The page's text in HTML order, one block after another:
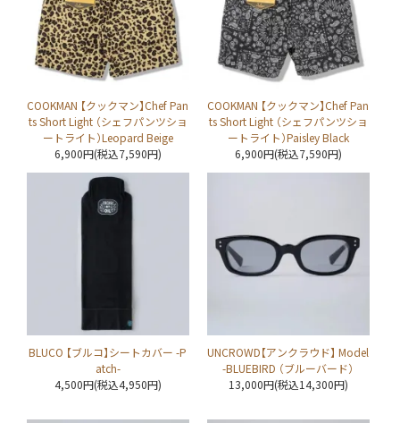
COOKMAN 【クックマン】Chef Pan
ts Short Light （シェフパンツショ
ートライト）Leopard Beige
6,900円(税込7,590円)
COOKMAN 【クックマン】Chef Pan
ts Short Light （シェフパンツショ
ートライト）Paisley Black
6,900円(税込7,590円)
BLUCO 【ブルコ】シートカバー -P
atch-
4,500円(税込4,950円)
UNCROWD【アンクラウド】 Model
-BLUEBIRD （ブルーバード）
13,000円(税込14,300円)